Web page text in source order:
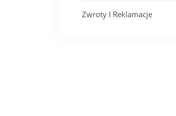
Zwroty I Reklamacje